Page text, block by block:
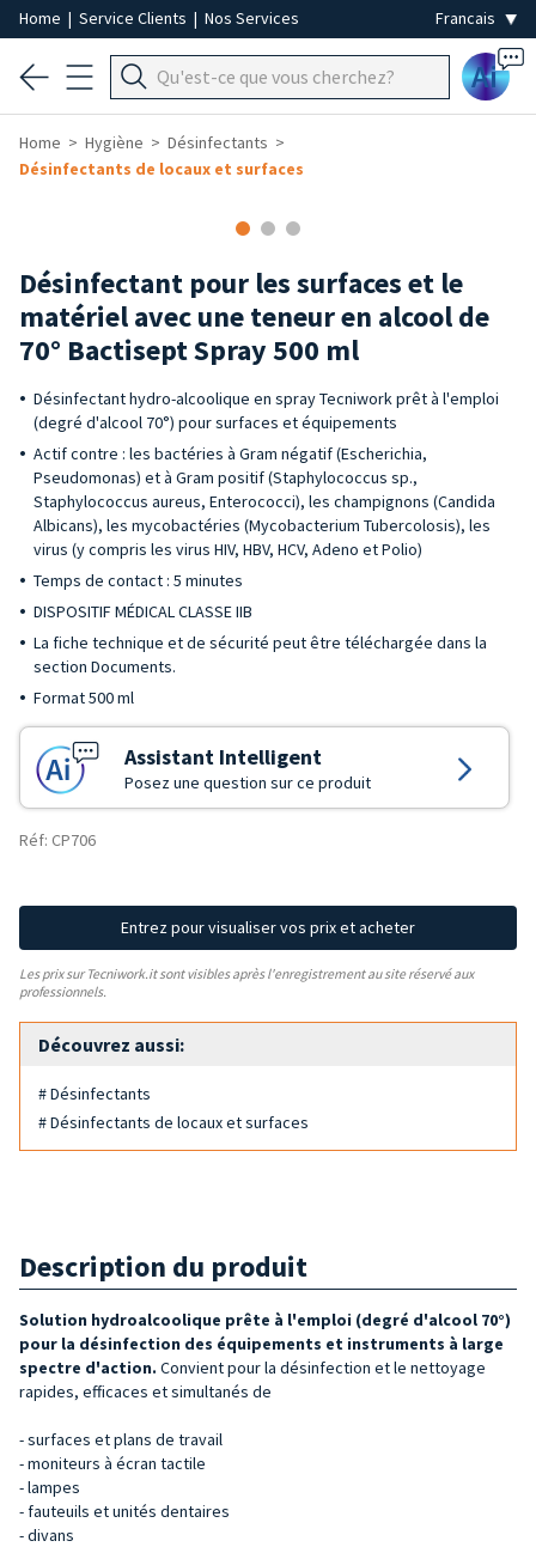
Home | Service Clients | Nos Services
Ai
Home Hygiène
Désinfectants
Désinfectants de locaux et surfaces
Désinfectant pour les surfaces et le
matériel avec une teneur en alcool de
70° Bactisept Spray 500 ml
Désinfectant hydro-alcoolique en spray Tecniwork prêt à l'emploi
(degré d'alcool 70°) pour surfaces et équipements
Actif contre : les bactéries à Gram négatif (Escherichia,
Pseudomonas) et à Gram positif (Staphylococcus sp.,
Staphylococcus aureus, Enterococci), les champignons (Candida
Albicans), les mycobactéries (Mycobacterium Tubercolosis), les
virus (y compris les virus HIV, HBV, HCV, Adeno et Polio)
Temps de contact : 5 minutes
DISPOSITIF MÉDICAL CLASSE IIB
La fiche technique et de sécurité peut être téléchargée dans la
section Documents.
Format 500 ml
Assistant Intelligent
Posez une question sur ce produit
Réf: CP706
Entrez pour visualiser vos prix et acheter
Les prix sur Tecniwork.it sont visibles après l'enregistrement au site réservé aux
professionnels.
Découvrez aussi:
# Désinfectants
# Désinfectants de locaux et surfaces
Description du produit
Solution hydroalcoolique prête à l'emploi (degré d'alcool 70°)
pour la désinfection des équipements et instruments à large
spectre d'action. Convient pour la désinfection et le nettoyage
rapides, efficaces et simultanés de
- surfaces et plans de travail
- moniteurs à écran tactile
- lampes
- fauteuils et unités dentaires
- divans